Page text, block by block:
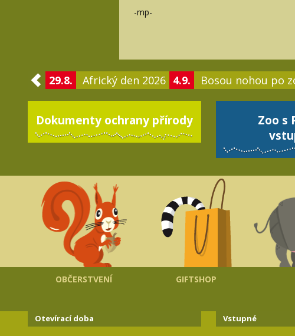
-mp-
29.8. Africký den 2026 4.9. Bosou nohou po
Dokumenty ochrany přírody
Zoo s
OBČERSTVENÍ GIFTSHOP
Otevírací doba Vstupné